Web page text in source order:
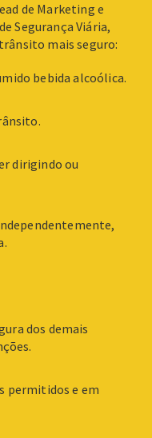
de Marketing e
Segurança Viária,
mais seguro:
bebida alcoólica.
dirigindo ou
dos demais
permitidos e em